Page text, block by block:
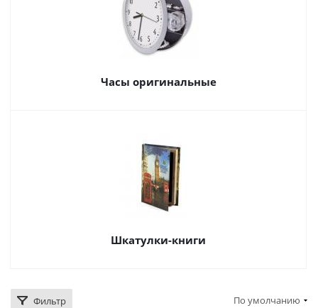
Часы оригинальные
Шкатулки-книги
Фильтр По умолчанию